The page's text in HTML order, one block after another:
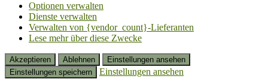
Optionen verwalten
Dienste verwalten
Verwalten von {vendor_count}-Lieferanten
Lese mehr über diese Zwecke
Akzeptieren Ablehnen
Einstellungen ansehen
Einstellungen speichern
Einstellungen ansehen